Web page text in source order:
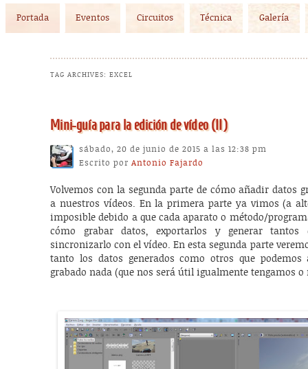
Skip to primary content
Skip to secondary content
Portada Eventos Circuitos Técnica Galería
TAG ARCHIVES:EXCEL
Mini-guía para la edición de vídeo (II)
sábado, 20 de junio de 2015 a las 12:38 pm
Escrito porAntonio Fajardo
Volvemos con la segunda parte de cómo añadir datos
a nuestros vídeos. En la primera parte ya vimos (a
imposible debido a que cada aparato o método/
cómo grabar datos, exportarlos y generar tantos
sincronizarlo con el vídeo. En esta segunda parte
tanto los datos generados como otros que
grabado nada (que nos será útil igualmente tengamos o